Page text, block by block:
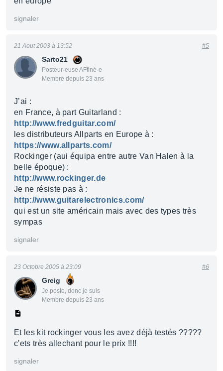
signaler
Sarto21
Posteur·euse AFfiné·e
Membre depuis 23 ans
21 Aout 2003 à 13:52 #5
J’ai :
en France, à part Guitarland :
http://www.fredguitar.com/
les distributeurs Allparts en Europe à :
https://www.allparts.com/
Rockinger (aui équipa entre autre Van Halen à la
belle époque) :
http://www.rockinger.de
Je ne résiste pas à :
http://www.guitarelectronics.com/
qui est un site américain mais avec des types très
sympas
signaler
Greig
Je poste, donc je suis
Membre depuis 23 ans
23 Octobre 2005 à 23:09 #6
Et les kit rockinger vous les avez déjà testés ?????
c'ets très allechant pour le prix !!!!
signaler